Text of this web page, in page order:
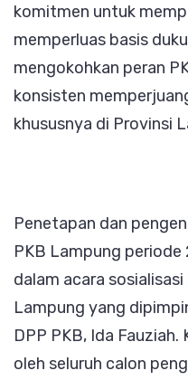
komitmen untuk
memperluas basis
mengokohkan peran
konsisten
khususnya di Provinsi
Penetapan dan
PKB Lampung
dalam acara sosialisasi
Lampung yang
DPP PKB, Ida
oleh seluruh calon